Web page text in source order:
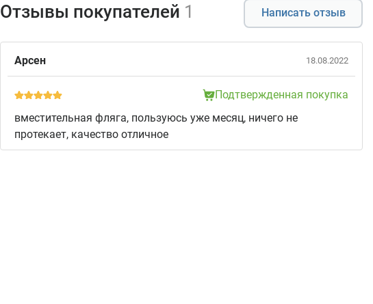
Отзывы покупателей 1 Написать отзыв
Арсен 18.08.2022
Подтвержденная покупка
вместительная фляга, пользуюсь уже месяц, ничего не
протекает, качество отличное